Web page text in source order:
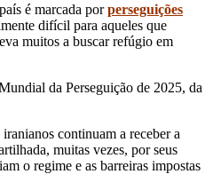
é marcada porperseguições
difícil para aqueles que
muitos a buscar refúgio em
da Perseguição de 2025, da
continuam a receber a
muitas vezes, por seus
o regime e as barreiras impostas